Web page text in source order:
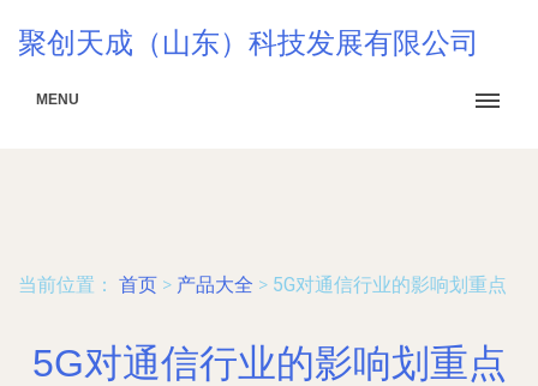
聚创天成（山东）科技发展有限公司
MENU
当前位置： 首页 > 产品大全 > 5G对通信行业的影响划重点
5G对通信行业的影响划重点